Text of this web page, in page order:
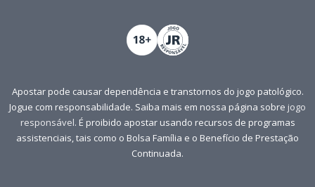
Apostar pode causar dependência e transtornos do jogo patológico.
Jogue com responsabilidade. Saiba mais em nossa página sobre jogo
responsável. É proibido apostar usando recursos de programas
assistenciais, tais como o Bolsa Família e o Benefício de Prestação
Continuada.